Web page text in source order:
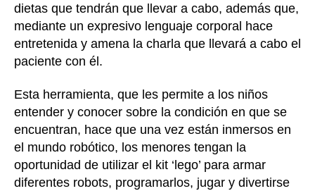
dietas que tendrán que llevar a cabo, además que,
mediante un expresivo lenguaje corporal hace
entretenida y amena la charla que llevará a cabo el
paciente con él.
Esta herramienta, que les permite a los niños
entender y conocer sobre la condición en que se
encuentran, hace que una vez están inmersos en
el mundo robótico, los menores tengan la
oportunidad de utilizar el kit ‘lego’ para armar
diferentes robots, programarlos, jugar y divertirse